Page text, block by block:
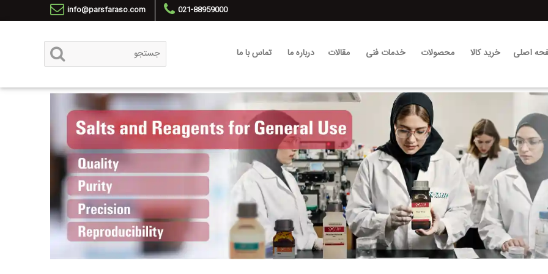
info@parsfaraso.com 021-88959000
اصلی خرید کالا محصولات خدمات فنی مقالات درباره ما تماس با ما